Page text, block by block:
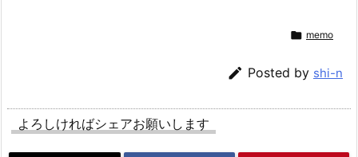
 memo
 Posted by shi-n
よろしければシェアお願いします